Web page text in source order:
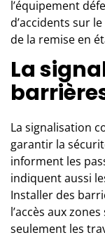
l’équipement
d’accidents sur
de la remise en
La
La signalisation
garantir la
informent les
indiquent aussi
Installer des
l’accès aux
seulement les